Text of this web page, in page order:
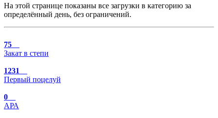
На этой странице показаны все загрузки в категорию за
определённый день, без ограничений.
75
Закат в степи
1231
Первый поцелуй
0
АРА